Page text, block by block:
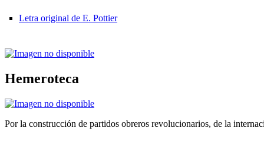
Letra original de E. Pottier
Hemeroteca
Por la construcción de partidos obreros revolucionarios, de la